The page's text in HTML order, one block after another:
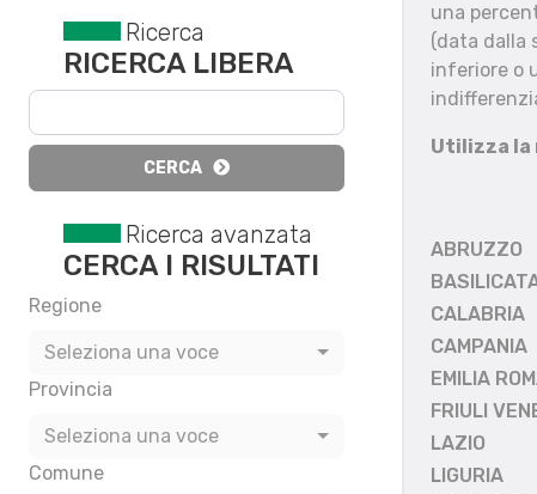
Reset filtri
Ricerca
RICERCA LIBERA
CERCA
Ricerca avanzata
CERCA I RISULTATI
Regione
Seleziona una voce
Provincia
Seleziona una voce
Comune
una
(data dalla
inferiore o
Utilizza la
ABRUZZO
CALABRIA
CAMPANIA
EMILIA
FRIULI
LAZIO
LIGURIA